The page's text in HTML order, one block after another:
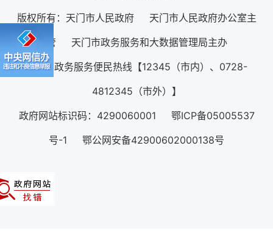
版权所有：天门市人民政府 天门市人民政府办公室主
管 天门市政务服务和大数据管理局主办
12345政务服务便民热线【12345（市内）、0728-
4812345（市外）】
政府网站标识码：4290060001 鄂ICP备05005537
号-1 鄂公网安备42900602000138号